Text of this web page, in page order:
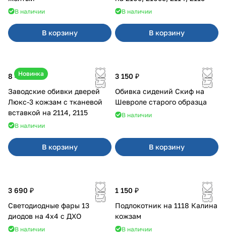
В наличии
В корзину
В наличии
В корзину
Новинка
8 450 ₽
Заводские обивки дверей
Люкс-3 кожзам с тканевой
вставкой на 2114, 2115
В наличии
В корзину
3 150 ₽
Обивка сидений Скиф на
Шевроле старого образца
В наличии
В корзину
3 690 ₽
Светодиодные фары 13
диодов на 4x4 с ДХО
В наличии
1 150 ₽
Подлокотник на 1118 Калина
кожзам
В наличии